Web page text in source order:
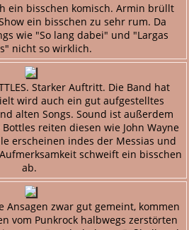
ein bisschen komisch. Armin brüllt
ein bisschen zu sehr rum. Da
wie "So lang dabei" und "Largas
nicht so wirklich.
Starker Auftritt. Die Band hat
wird auch ein gut aufgestelltes
alten Songs. Sound ist außerdem
reiten diesen wie John Wayne
erscheinen indes der Messias und
schweift ein bisschen
ab.
Ansagen zwar gut gemeint, kommen
vom Punkrock halbwegs zerstörten